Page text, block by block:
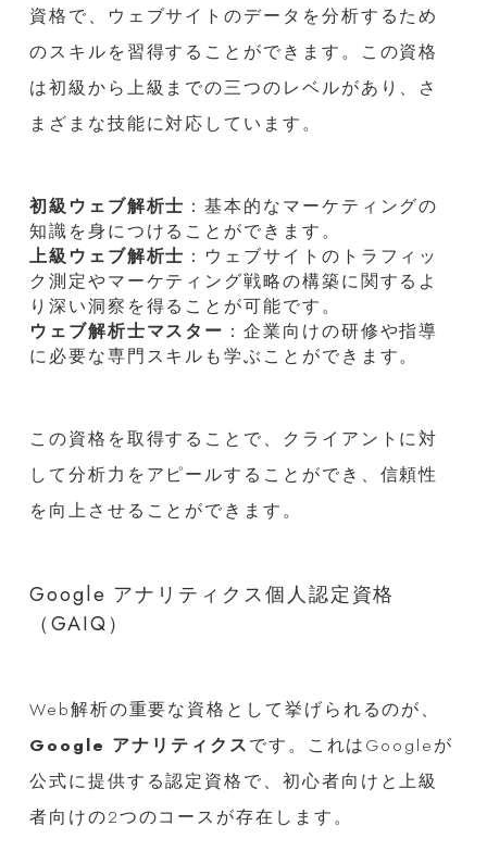
資格で、ウェブサイトのデータを分析するため
のスキルを習得することができます。この資格
は初級から上級までの三つのレベルがあり、さ
まざまな技能に対応しています。
初級ウェブ解析士 ：基本的なマーケティングの
知識を身につけることができます。
上級ウェブ解析士 ：ウェブサイトのトラフィッ
ク測定やマーケティング戦略の構築に関するよ
り深い洞察を得ることが可能です。
ウェブ解析士マスター ：企業向けの研修や指導
に必要な専門スキルも学ぶことができます。
この資格を取得することで、クライアントに対
して分析力をアピールすることができ、信頼性
を向上させることができます。
Google アナリティクス個人認定資格
（GAIQ）
Web解析の重要な資格として挙げられるのが、
Google アナリティクスです。これはGoogleが
公式に提供する認定資格で、初心者向けと上級
者向けの2つのコースが存在します。